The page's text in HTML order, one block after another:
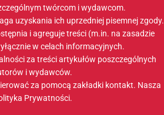
twórcom i wydawcom.
uzyskania ich uprzedniej pisemnej zgody.
i agreguje treści (m.in. na zasadzie
w celach informacyjnych.
za treści artykułów poszczególnych
i wydawców.
za pomocą zakładki kontakt. Nasza
Prywatności.